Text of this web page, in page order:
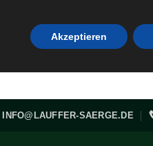
INFO@LAUFFER-SAERGE.DE
Akzeptieren